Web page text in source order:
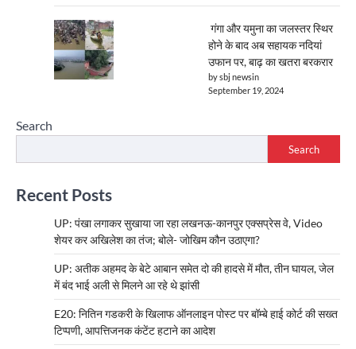
गंगा और यमुना का जलस्तर स्थिर
होने के बाद अब सहायक नदियां
उफान पर, बाढ़ का खतरा बरकरार
by sbj newsin
September 19, 2024
Search
Search
Recent Posts
UP: पंखा लगाकर सुखाया जा रहा लखनऊ-कानपुर एक्सप्रेस वे, Video
शेयर कर अखिलेश का तंज; बोले- जोखिम कौन उठाएगा?
UP: अतीक अहमद के बेटे आबान समेत दो की हादसे में मौत, तीन घायल, जेल
में बंद भाई अली से मिलने आ रहे थे झांसी
E20: नितिन गडकरी के खिलाफ ऑनलाइन पोस्ट पर बॉम्बे हाई कोर्ट की सख्त
टिप्पणी, आपत्तिजनक कंटेंट हटाने का आदेश